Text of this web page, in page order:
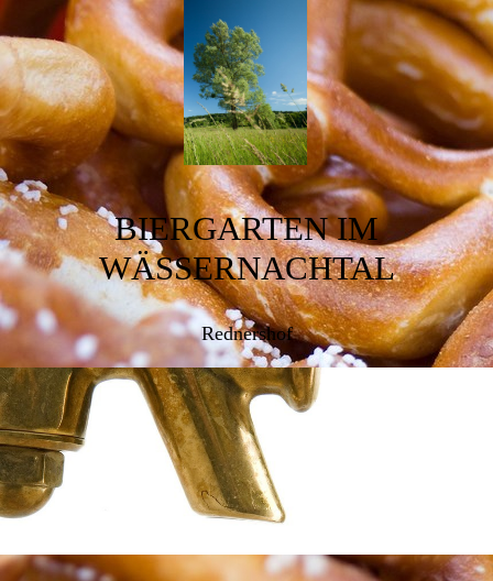
BIERGARTEN IM
WÄSSERNACHTAL
Rednershof